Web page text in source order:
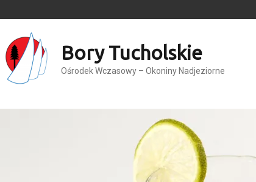
Bory Tucholskie
Ośrodek Wczasowy – Okoniny Nadjeziorne
Home / 2017 The most decadent Easter desserts